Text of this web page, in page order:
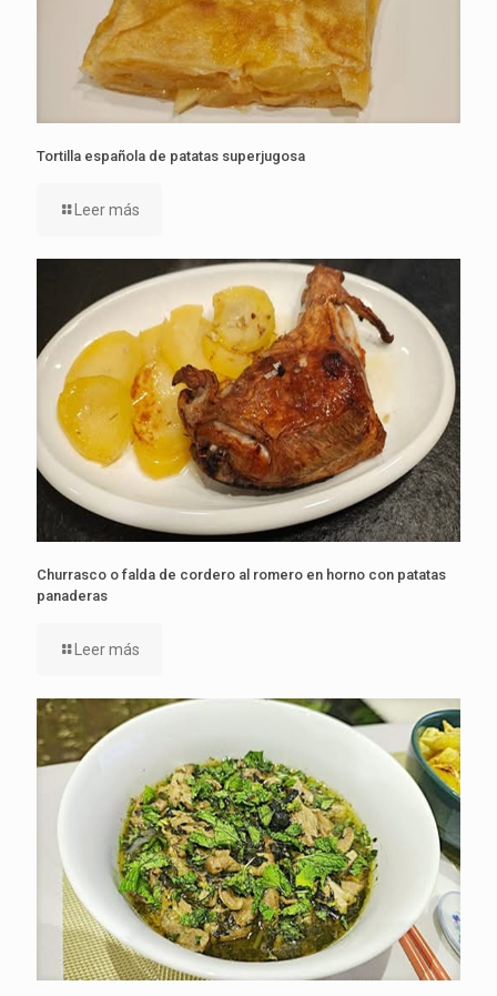
Tortilla española de patatas superjugosa
Leer más
Churrasco o falda de cordero al romero en horno con patatas
panaderas
Leer más